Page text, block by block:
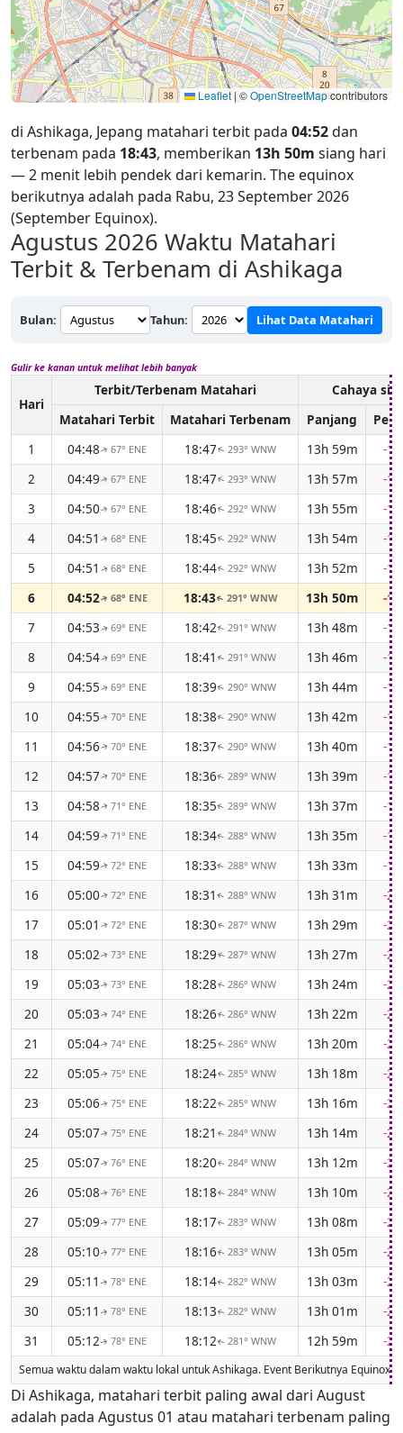
Leaflet|©OpenStreetMapcontributors
di Ashikaga, Jepang matahari terbit pada 04:52dan
terbenam pada 18:43, memberikan 13h 50m siang hari
— 2 menit lebih pendek dari kemarin. The equinox
berikutnya adalah pada Rabu, 23 September 2026
(September Equinox).
Agustus 2026 Waktu Matahari
Terbit & Terbenam di Ashikaga
Bulan: Tahun: Lihat Data Matahari
Gulir ke kanan untuk melihat lebih banyak
Hari
Terbit/Terbenam Matahari
Cahaya
Matahari Terbit
Matahari Terbenam Panjang
1
04:48↑67° ENE 18:47↑293° WNW 13h 59m
-
2
04:49↑67° ENE 18:47↑293° WNW 13h 57m
-
3
04:50↑67° ENE 18:46↑ 292° WNW 13h 55m
-
4
04:51 ↑68° ENE 18:45↑ 292° WNW 13h 54m
-
5
04:51 ↑68° ENE 18:44↑ 292° WNW 13h 52m
-
6
04:52↑ 68° ENE 18:43↑ 291° WNW 13h 50m
-
7
04:53↑69° ENE 18:42↑ 291° WNW 13h 48m
-
8
04:54↑69° ENE 18:41 ↑ 291° WNW 13h 46m
-
9
04:55↑69° ENE 18:39↑ 290° WNW 13h 44m
-
10
04:55↑70° ENE 18:38↑ 290° WNW 13h 42m
-
11
04:56↑70° ENE 18:37↑ 290° WNW 13h 40m
-
12
04:57↑70° ENE 18:36↑ 289° WNW 13h 39m
-
13
04:58↑71° ENE 18:35↑ 289° WNW 13h 37m
-
14
04:59↑71° ENE 18:34↑ 288° WNW 13h 35m
-
15
04:59↑72° ENE 18:33↑ 288° WNW 13h 33m
-
16
05:00↑72° ENE 18:31 ↑ 288° WNW 13h 31m
-
17
05:01 ↑72° ENE 18:30↑ 287° WNW 13h 29m
-
18
05:02↑73° ENE 18:29↑ 287° WNW 13h 27m
-
19
05:03↑73° ENE 18:28↑ 286° WNW 13h 24m
-
20
05:03↑ 74° ENE 18:26↑ 286° WNW 13h 22m
-
21
05:04↑ 74° ENE 18:25↑ 286° WNW 13h 20m
-
22
05:05↑ 75° ENE 18:24↑ 285° WNW 13h 18m
-
23
05:06↑ 75° ENE 18:22↑ 285° WNW 13h 16m
-
24
05:07↑ 75° ENE 18:21 ↑ 284° WNW 13h 14m
-
25
05:07↑ 76° ENE 18:20↑ 284° WNW 13h 12m
-
26
05:08↑ 76° ENE 18:18↑ 284° WNW 13h 10m
-
27
05:09↑ 77° ENE 18:17↑ 283° WNW 13h 08m
-
28
05:10↑ 77° ENE 18:16↑ 283° WNW 13h 05m
-
29
05:11 ↑ 78° ENE 18:14↑ 282° WNW 13h 03m
-
30
05:11 ↑ 78° ENE 18:13↑ 282° WNW 13h 01m
-
31
05:12↑ 78° ENE 18:12↑ 281° WNW 12h 59m -
Semua waktu dalam waktu lokal untuk Ashikaga. Event Berikutnya Equinox
Di Ashikaga, matahari terbit paling awal dari August
adalah pada Agustus 01 atau matahari terbenam paling